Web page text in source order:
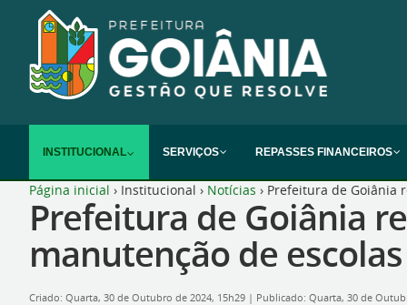
INSTITUCIONAL SERVIÇOS REPASSES FINANCEIROS
Página inicial › Institucional › Notícias › Prefeitura de Goiânia
Prefeitura de Goiânia
manutenção de
Criado: Quarta, 30 de Outubro de 2024, 15h29 | Publicado: Quarta, 30 de